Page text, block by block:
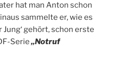
hat man Anton schon
sammelte er, wie es
gehört, schon erste
Serie„Notruf